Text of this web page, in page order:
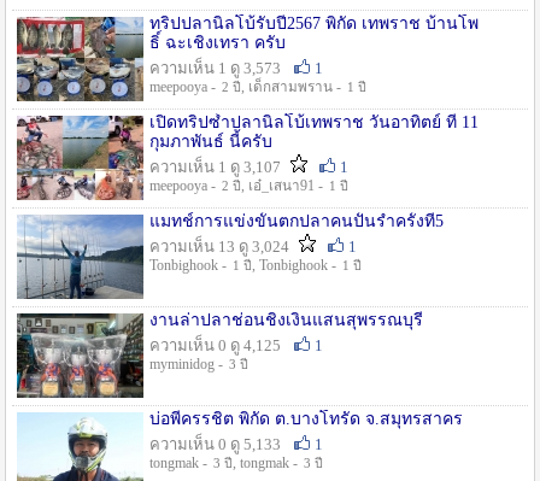
ทริปปลานิลโบ้รับปี2567 พิกัด เทพราช บ้านโพ
ธิ์ ฉะเชิงเทรา ครับ
ความเห็น 1 ดู 3,573
1
meepooya - 2 ปี , เด็กสามพราน - 1 ปี
เปิดทริปซ้ำปลานิลโบ้เทพราช วันอาทิตย์ ที่ 11
กุมภาพันธ์ นี้ครับ
ความเห็น 1 ดู 3,107
1
meepooya - 2 ปี , เอ๋_เสนา91 - 1 ปี
แมทช์การแข่งขั้นตกปลาคนปั้นรำครั้งที่5
ความเห็น 13 ดู 3,024
1
Tonbighook - 1 ปี , Tonbighook - 1 ปี
งานล่าปลาช่อนชิงเงินแสนสุพรรณบุรี
ความเห็น 0 ดู 4,125
1
myminidog - 3 ปี
บ่อพี่ครรชิต พิกัด ต.บางโทรัด จ.สมุทรสาคร
ความเห็น 0 ดู 5,133
1
tongmak - 3 ปี , tongmak - 3 ปี